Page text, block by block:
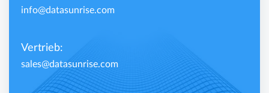
info@datasunrise.com
Vertrieb:
sales@datasunrise.com